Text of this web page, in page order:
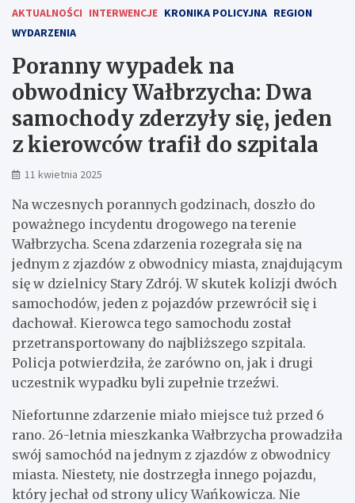
AKTUALNOŚCI INTERWENCJE KRONIKA POLICYJNA REGION
WYDARZENIA
Poranny wypadek na
obwodnicy Wałbrzycha: Dwa
samochody zderzyły się, jeden
z kierowców trafił do szpitala
11 kwietnia 2025
Na wczesnych porannych godzinach, doszło do
poważnego incydentu drogowego na terenie
Wałbrzycha. Scena zdarzenia rozegrała się na
jednym z zjazdów z obwodnicy miasta, znajdującym
się w dzielnicy Stary Zdrój. W skutek kolizji dwóch
samochodów, jeden z pojazdów przewrócił się i
dachował. Kierowca tego samochodu został
przetransportowany do najbliższego szpitala.
Policja potwierdziła, że zarówno on, jak i drugi
uczestnik wypadku byli zupełnie trzeźwi.
Niefortunne zdarzenie miało miejsce tuż przed 6
rano. 26-letnia mieszkanka Wałbrzycha prowadziła
swój samochód na jednym z zjazdów z obwodnicy
miasta. Niestety, nie dostrzegła innego pojazdu,
który jechał od strony ulicy Wańkowicza. Nie